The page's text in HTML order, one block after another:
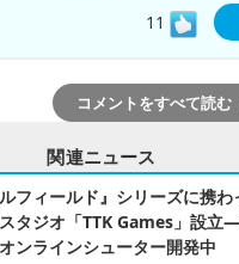
11
コメントをすべて読む
関連ニュース
ルフィールド』シリーズに携
タジオ「TTK Games」設
ンラインシューター開発中